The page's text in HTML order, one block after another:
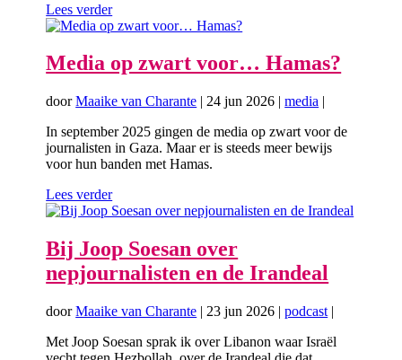
Lees verder
Media op zwart voor… Hamas?
doorMaaike van Charante | 24 jun 2026 |media |
In september 2025 gingen de media op zwart voor de
journalisten in Gaza. Maar er is steeds meer bewijs
voor hun banden met Hamas.
Lees verder
Bij Joop Soesan over
nepjournalisten en de Irandeal
doorMaaike van Charante | 23 jun 2026 |podcast |
Met Joop Soesan sprak ik over Libanon waar Israël